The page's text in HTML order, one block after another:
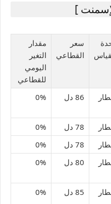
]
سعر
القطاعي
مقدار
التغير
اليومي
للقطاعي
86 دل 0%
78 دل
0%
78 دل
0%
80 دل 0%
85 دل 0%